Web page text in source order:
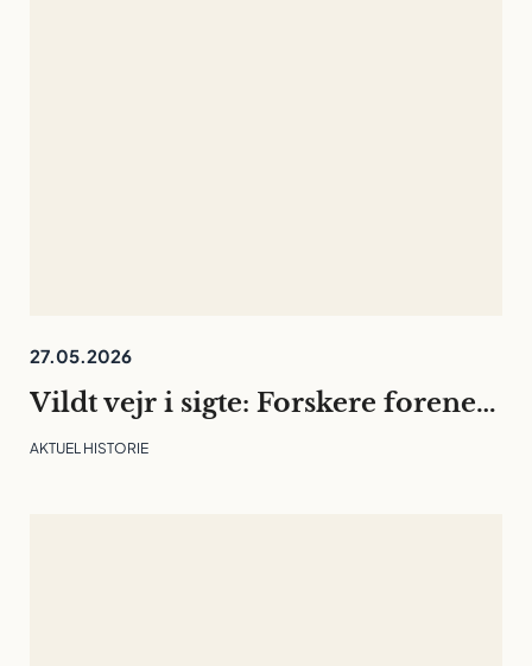
27.05.2026
Vildt vejr i sigte: Forskere forener landskab og litteratur for at forstå og planlægge en blå fremtid
AKTUEL HISTORIE